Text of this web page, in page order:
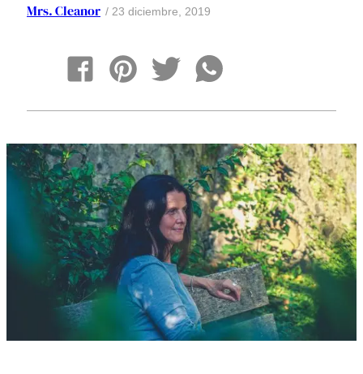
hacer
del
año.
Mrs. Cleanor 23 diciembre, 2019